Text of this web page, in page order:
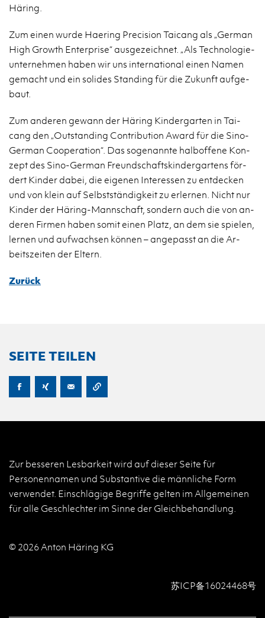
Häring.
Zum einen wurde Hae­ring Pre­cis­i­on Tai­cang als „Ger­man
High Growth En­ter­pri­se“ aus­ge­zeich­net. „Als Tech­no­lo­gie­
un­ter­neh­men haben wir uns in­ter­na­tio­nal einen Namen
ge­macht und ein so­li­des Stan­ding für die Zu­kunft auf­ge­
baut.
Zum an­de­ren ge­wann der Hä­ring Kin­der­gar­ten in Tai­
cang den „Out­stan­ding Con­tri­bu­ti­on Award für die Si­no-
Ger­man Co­ope­ra­ti­on“. Das so­ge­nann­te halb­of­fe­ne Kon­
zept des Si­no-Ger­man Freund­schafts­kin­der­gar­tens för­
dert Kin­der dabei, die ei­ge­nen In­ter­es­sen zu ent­de­cken
und von klein auf Selbst­stän­dig­keit zu er­ler­nen. Nicht nur
Kin­der der Hä­ring-Mann­schaft, son­dern auch die von an­
de­ren Fir­men haben somit einen Platz, an dem sie spie­len,
ler­nen und auf­wach­sen kön­nen – an­ge­passt an die Ar­
beits­zei­ten der El­tern.
Zurück
SEITE TEILEN
Zur besseren Lesbarkeit wird auf dieser Seite für
Personennamen und Substantive die männliche Form
verwendet. Einschlägige Begriffe gelten im Allgemeinen
für alle Geschlechter im Sinne der Gleichbehandlung.
© 2026 Anton Häring KG
苏ICP备16024468号